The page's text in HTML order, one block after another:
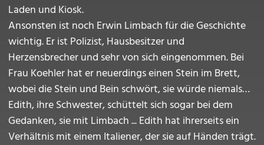
Laden und Kiosk.
Ansonsten ist noch Erwin Limbach für die Geschichte
wichtig. Er ist Polizist, Hausbesitzer und
Herzensbrecher und sehr von sich eingenommen. Bei
Frau Koehler hat er neuerdings einen Stein im Brett,
wobei die Stein und Bein schwört, sie würde niemals…
Edith, ihre Schwester, schüttelt sich sogar bei dem
Gedanken, sie mit Limbach ... Edith hat ihrerseits ein
Verhältnis mit einem Italiener, der sie auf Händen trägt.